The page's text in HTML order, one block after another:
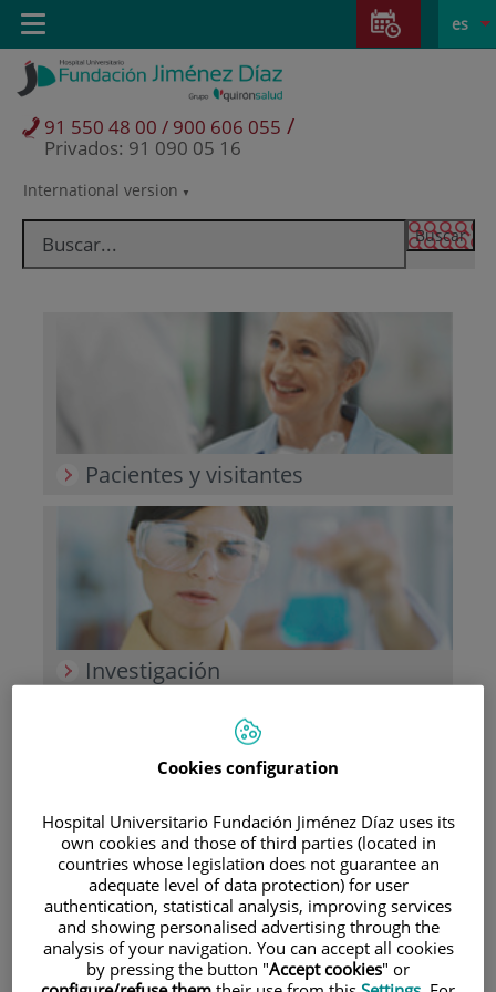
Saltar al contenido
Saltar
contenido
Selector
idioma
activo
es
International version
91 550 48 00 / 900 606 055 /
Privados: 91 090 05 16
Toggle
navigation
Pacientes y visitantes
Investigación
Docencia
Teléfono de atención al usuario
Cookies configuration
Hospital Universitario Fundación Jiménez Díaz uses its
own cookies and those of third parties (located in
countries whose legislation does not guarantee an
adequate level of data protection) for user
authentication, statistical analysis, improving services
and showing personalised advertising through the
analysis of your navigation. You can accept all cookies
by pressing the button "Accept cookies" or